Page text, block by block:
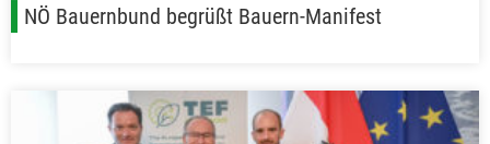
NÖ Bauernbund begrüßt Bauern-Manifest